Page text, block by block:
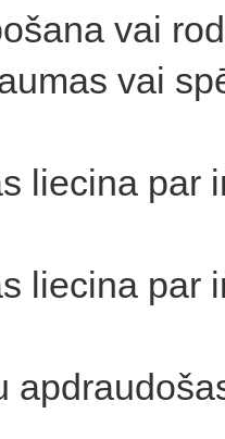
vai
vai
liecina par
liecina par